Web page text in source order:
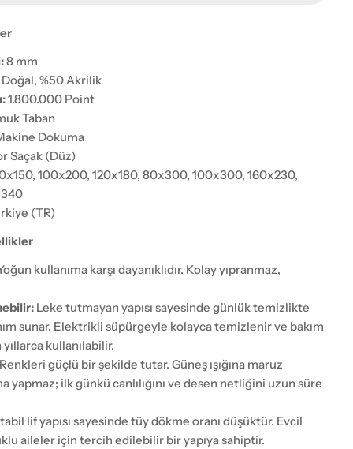
8 mm
%50 Akrilik
1.800.000 Point
Taban
Dokuma
Saçak (Düz)
100x200, 120x180, 80x300, 100x300, 160x230,
(TR)
kullanıma karşı dayanıklıdır. Kolay yıpranmaz,
Leke tutmayan yapısı sayesinde günlük temizlikte
sunar. Elektrikli süpürgeyle kolayca temizlenir ve bakım
kullanılabilir.
Renkleri güçlü bir şekilde tutar. Güneş ışığına maruz
yapmaz; ilk günkü canlılığını ve desen netliğini uzun süre
lif yapısı sayesinde tüy dökme oranı düşüktür. Evcil
aileler için tercih edilebilir bir yapıya sahiptir.